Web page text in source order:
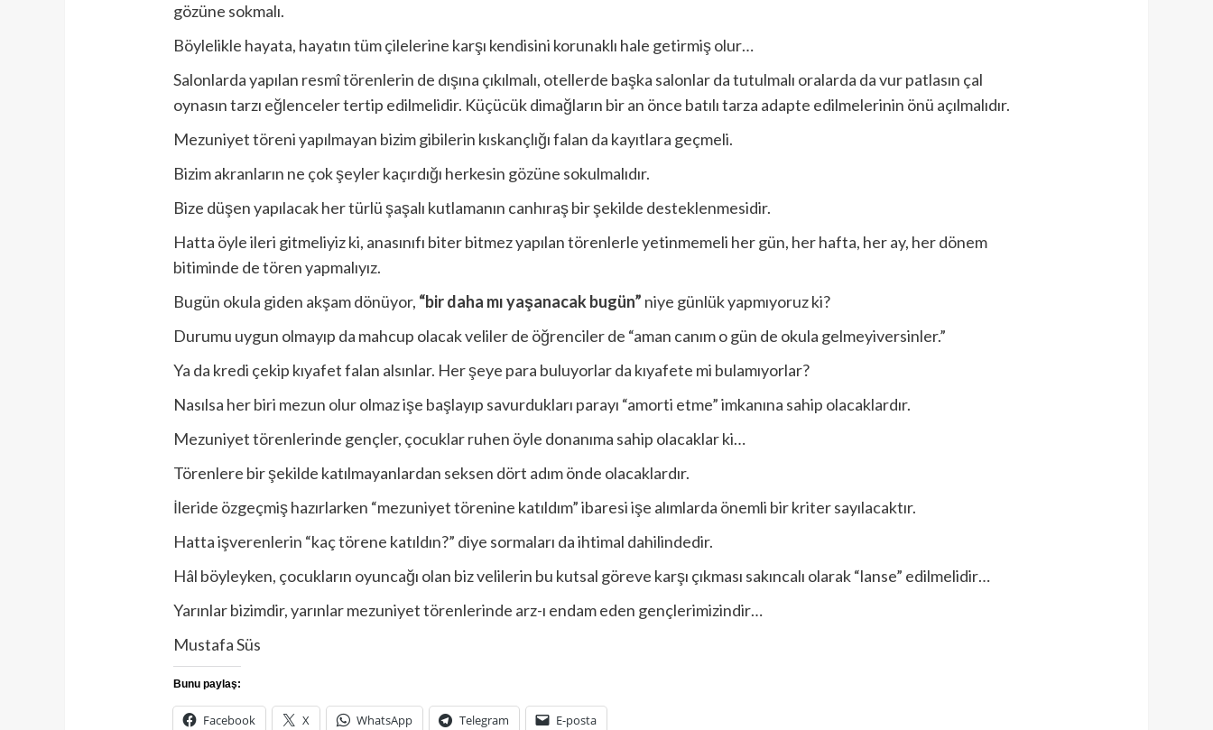
gözüne sokmalı.
Böylelikle hayata, hayatın tüm çilelerine karşı kendisini korunaklı hale getirmiş olur…
Salonlarda yapılan resmî törenlerin de dışına çıkılmalı, otellerde başka salonlar da tutulmalı oralarda da vur patlasın çal
oynasın tarzı eğlenceler tertip edilmelidir. Küçücük dimağların bir an önce batılı tarza adapte edilmelerinin önü açılmalıdır.
Mezuniyet töreni yapılmayan bizim gibilerin kıskançlığı falan da kayıtlara geçmeli.
Bizim akranların ne çok şeyler kaçırdığı herkesin gözüne sokulmalıdır.
Bize düşen yapılacak her türlü şaşalı kutlamanın canhıraş bir şekilde desteklenmesidir.
Hatta öyle ileri gitmeliyiz ki, anasınıfı biter bitmez yapılan törenlerle yetinmemeli her gün, her hafta, her ay, her dönem
bitiminde de tören yapmalıyız.
Bugün okula giden akşam dönüyor, “bir daha mı yaşanacak bugün” niye günlük yapmıyoruz ki?
Durumu uygun olmayıp da mahcup olacak veliler de öğrenciler de “aman canım o gün de okula gelmeyiversinler.”
Ya da kredi çekip kıyafet falan alsınlar. Her şeye para buluyorlar da kıyafete mi bulamıyorlar?
Nasılsa her biri mezun olur olmaz işe başlayıp savurdukları parayı “amorti etme” imkanına sahip olacaklardır.
Mezuniyet törenlerinde gençler, çocuklar ruhen öyle donanıma sahip olacaklar ki…
Törenlere bir şekilde katılmayanlardan seksen dört adım önde olacaklardır.
İleride özgeçmiş hazırlarken “mezuniyet törenine katıldım” ibaresi işe alımlarda önemli bir kriter sayılacaktır.
Hatta işverenlerin “kaç törene katıldın?” diye sormaları da ihtimal dahilindedir.
Hâl böyleyken, çocukların oyuncağı olan biz velilerin bu kutsal göreve karşı çıkması sakıncalı olarak “lanse” edilmelidir…
Yarınlar bizimdir, yarınlar mezuniyet törenlerinde arz-ı endam eden gençlerimizindir…
Mustafa Süs
Bunu paylaş:
Facebook X WhatsApp Telegram E-posta